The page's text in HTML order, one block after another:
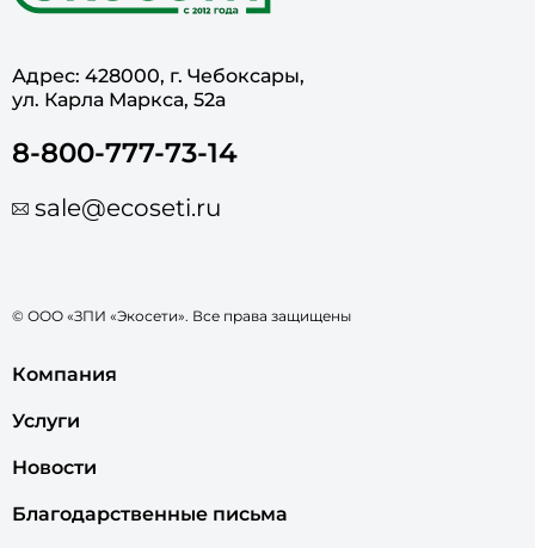
Адрес: 428000, г. Чебоксары,
ул. Карла Маркса, 52а
8-800-777-73-14
sale@ecoseti.ru
© ООО «ЗПИ «Экосети». Все права защищены
Компания
Услуги
Новости
Благодарственные письма